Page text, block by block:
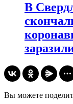
В
Вы можете